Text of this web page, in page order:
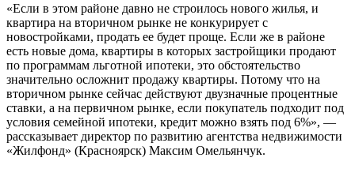
«Если в этом районе давно не строилось нового жилья, и
квартира на вторичном рынке не конкурирует с
новостройками, продать ее будет проще. Если же в районе
есть новые дома, квартиры в которых застройщики продают
по программам льготной ипотеки, это обстоятельство
значительно осложнит продажу квартиры. Потому что на
вторичном рынке сейчас действуют двузначные процентные
ставки, а на первичном рынке, если покупатель подходит под
условия семейной ипотеки, кредит можно взять под 6%», —
рассказывает директор по развитию агентства недвижимости
«Жилфонд» (Красноярск) Максим Омельянчук.